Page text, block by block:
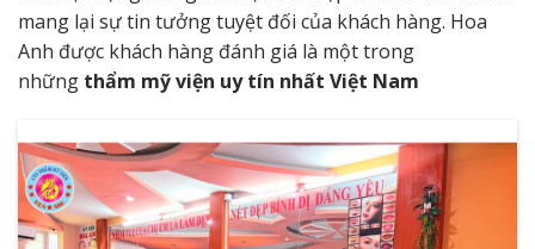
mang lại sự tin tưởng tuyệt đối của khách hàng. Hoa
Anh được khách hàng đánh giá là một trong
những thẩm mỹ viện uy tín nhất Việt Nam